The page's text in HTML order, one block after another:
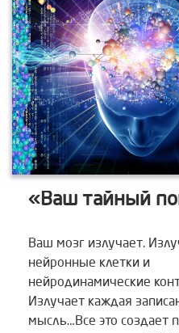
«Ваш тайный
Ваш мозг излучает.
нейронные клетки и
нейродинамические
Излучает каждая
мысль…Все это создает